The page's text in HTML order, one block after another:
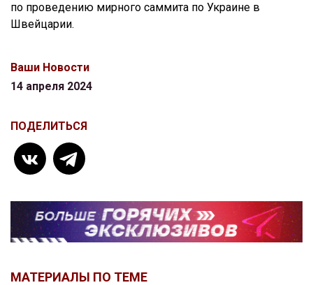
по проведению мирного саммита по Украине в
Швейцарии.
Ваши Новости
14 апреля 2024
ПОДЕЛИТЬСЯ
МАТЕРИАЛЫ ПО ТЕМЕ